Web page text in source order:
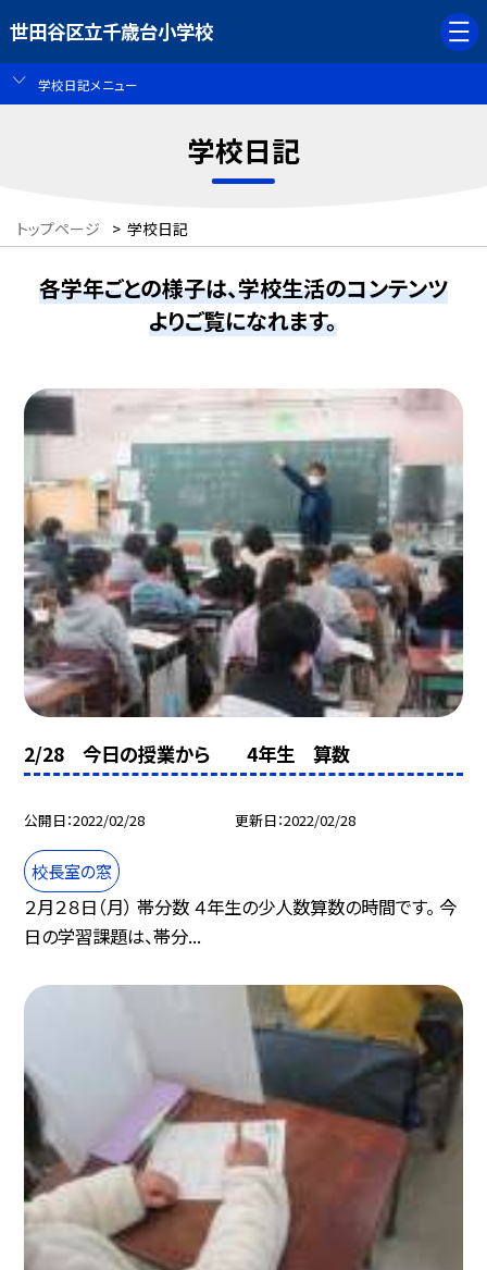
世田谷区立千歳台小学校
学校日記メニュー
学校日記
トップページ > 学校日記
各学年ごとの様子は、学校生活のコンテンツ
よりご覧になれます。
2/28 今日の授業から 4年生 算数
公開日 2022/02/28 更新日 2022/02/28
校長室の窓
２月２８日（月） 帯分数 ４年生の少人数算数の時間です。 今
日の学習課題は、帯分...